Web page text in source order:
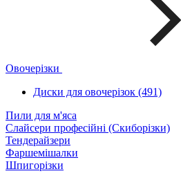
Овочерізки
Диски для овочерізок (491)
Пили для м'яса
Слайсери професійні (Скиборізки)
Тендерайзери
Фаршемішалки
Шпигорізки